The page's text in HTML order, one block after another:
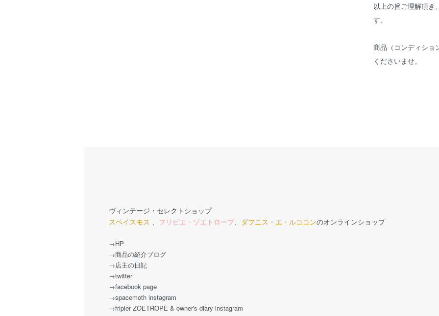
以上の旨ご理解頂き
す。
商品（コンディショ
くださいませ。
ヴィンテージ・セレクトショップ
スペイスモス
フリピエ・ゾエトロープ、 ダフニス・エ・ルココンのオンラインショップ
→HP
→商品の紹介ブログ
→店主の日記
→twitter
→facebook page
→spacemoth instagram
→fripier ZOETROPE & owner's diary instagram